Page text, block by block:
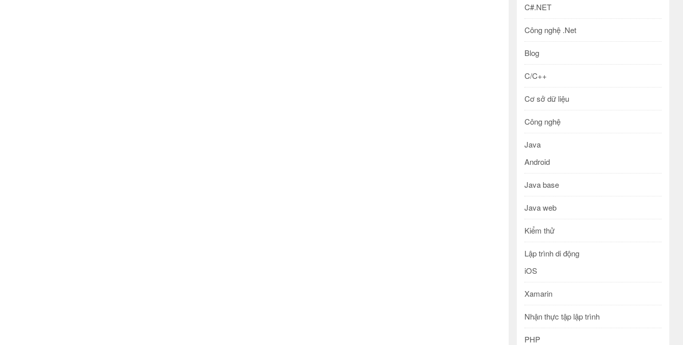
C#.NET
Công nghệ .Net
Blog
C/C++
Cơ sở dữ liệu
Công nghệ
Java
Android
Java base
Java web
Kiểm thử
Lập trình di động
iOS
Xamarin
Nhận thực tập lập trình
PHP